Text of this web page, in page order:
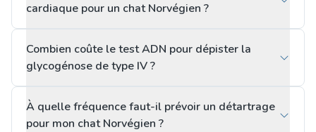
cardiaque pour un chat Norvégien ?
Combien coûte le test ADN pour dépister la
glycogénose de type IV ?
À quelle fréquence faut-il prévoir un détartrage
pour mon chat Norvégien ?